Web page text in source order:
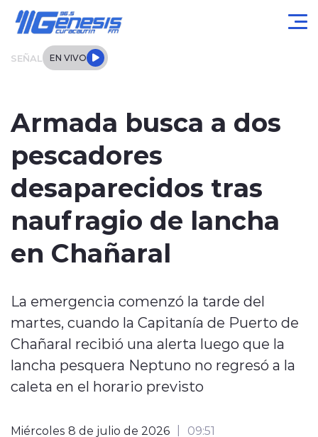
SEÑAL EN VIVO
Tendencias
Internacional
Deportes
Armada busca a dos
pescadores
desaparecidos tras
naufragio de lancha
en Chañaral
La emergencia comenzó la tarde del
martes, cuando la Capitanía de Puerto de
Chañaral recibió una alerta luego que la
lancha pesquera Neptuno no regresó a la
caleta en el horario previsto
Miércoles 8 de julio de 2026 09:51